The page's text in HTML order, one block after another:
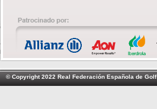
© Copyright 2022 Real Federación Española de Golf